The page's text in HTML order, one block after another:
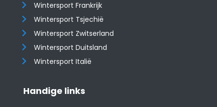
Wintersport Frankrijk
Wintersport Tsjechië
Wintersport Zwitserland
Wintersport Duitsland
Wintersport Italië
Handige links